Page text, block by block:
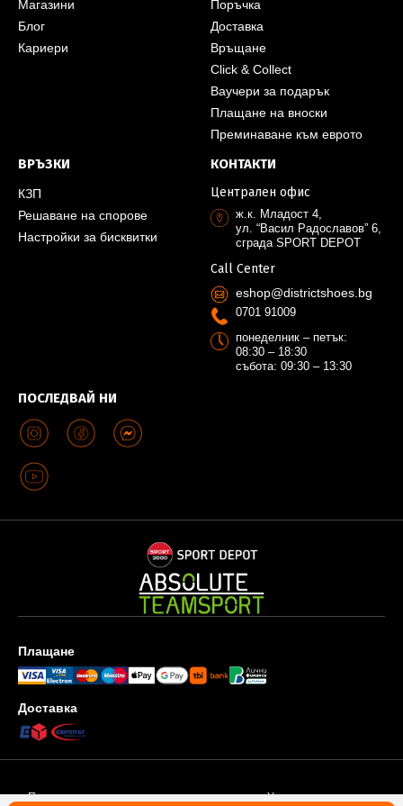
Магазини
Блог
Кариери
Поръчка
Доставка
Връщане
Click & Collect
Ваучери за подарък
Плащане на вноски
Преминаване към еврото
ВРЪЗКИ
КЗП
Решаване на спорове
Настройки за бисквитки
ПОСЛЕДВАЙ НИ
КОНТАКТИ
Централен офис
ж.к. Младост 4,
ул. “Васил Радославов” 6,
сграда SPORT DEPOT
Call Center
eshop@districtshoes.bg
0701 91009
понеделник – петък:
08:30 – 18:30
събота: 09:30 – 13:30
Плащане
Доставка
Поверителност и защита на личните данни Условия за ползване